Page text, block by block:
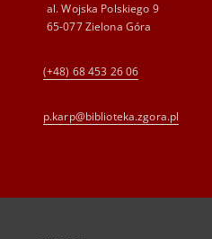
al. Wojska Polskiego 9
65-077 Zielona Góra
(+48) 68 453 26 06
p.karp@biblioteka.zgora.pl